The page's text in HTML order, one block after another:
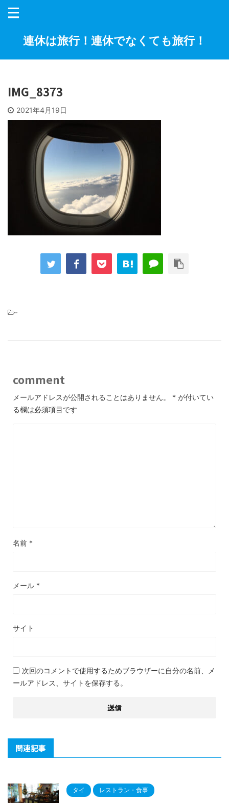
連休は旅行！連休でなくても旅行！
IMG_8373
2021年4月19日
-
comment
メールアドレスが公開されることはありません。 * が付いてい
る欄は必須項目です
名前 *
メール *
サイト
次回のコメントで使用するためブラウザーに自分の名前、メ
ールアドレス、サイトを保存する。
関連記事
タイ レストラン・食事